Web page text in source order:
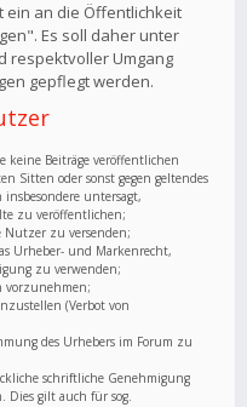
ein an die Öffentlichkeit
Es soll daher unter
respektvoller Umgang
gepflegt werden.
keine Beiträge veröffentlichen
Sitten oder sonst gegen geltendes
insbesondere untersagt,
zu veröffentlichen;
Nutzer zu versenden;
Urheber- und Markenrecht,
zu verwenden;
vorzunehmen;
(Verbot von
des Urhebers im Forum zu
schriftliche Genehmigung
Dies gilt auch für sog.